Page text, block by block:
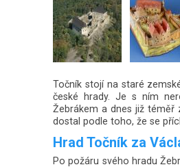
Točník stojí na staré
české hrady. Je s ním
Žebrákem a dnes již téměř
dostal podle toho, že se
Hrad Točník za
Po požáru svého hradu